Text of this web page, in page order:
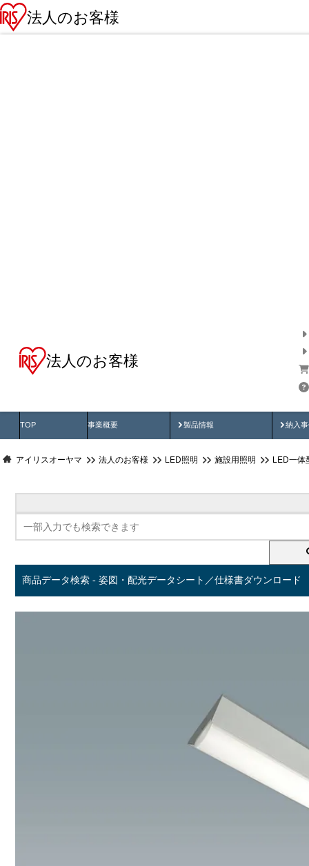
法人のお客様
法人のお客様
TOP 事業概要 製品情報
製品動画 納入
納
アイリスオーヤマ 法人のお客様 LED照明 施設用照明 LED一体
商品データ検索 - 姿図・配光データシート／仕様書ダウンロード